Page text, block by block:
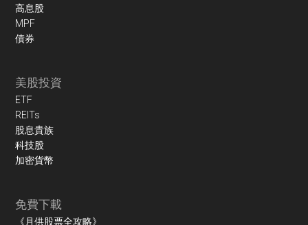
高息股
MPF
債券
美股投資
ETF
REITs
股息貴族
科技股
加密貨幣
免費下載
《月供股票全攻略》